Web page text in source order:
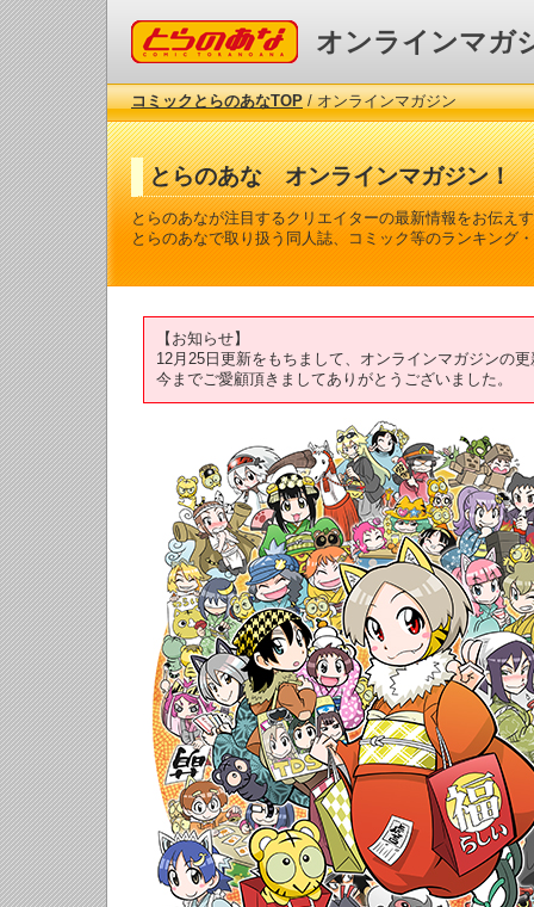
コミックとらのあな オンラインマガ
コミックとらのあなTOP/ オンラインマガジン
とらのあな オンラインマガジン！
とらのあなが注目するクリエイターの最新情報をお伝え
とらのあなで取り扱う同人誌、コミック等のランキング
【お知らせ】
12月25日更新をもちまして、オンラインマガジンの
今までご愛顧頂きましてありがとうございました。